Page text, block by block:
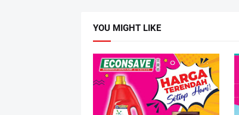
YOU MIGHT LIKE